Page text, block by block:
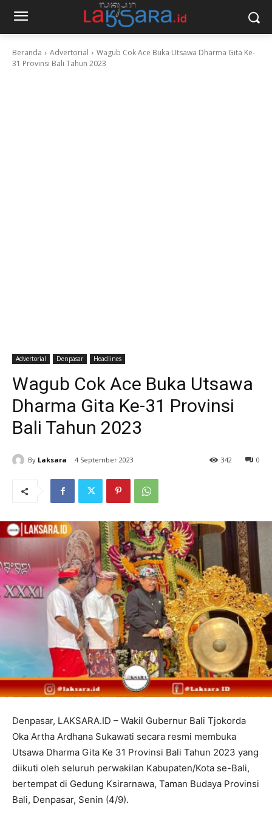
Beranda Advertorial
Wagub Cok Ace Buka Utsawa Dharma Gita Ke-
31 Provinsi Bali Tahun 2023
Advertorial Denpasar Headlines
Wagub Cok Ace Buka Utsawa
Dharma Gita Ke-31 Provinsi
Bali Tahun 2023
By Laksara 4 September 2023 0
342
Denpasar, LAKSARA.ID – Wakil Gubernur Bali Tjokorda
Oka Artha Ardhana Sukawati secara resmi membuka
Utsawa Dharma Gita Ke 31 Provinsi Bali Tahun 2023 yang
diikuti oleh seluruh perwakilan Kabupaten/Kota se-Bali,
bertempat di Gedung Ksirarnawa, Taman Budaya Provinsi
Bali, Denpasar, Senin (4/9).